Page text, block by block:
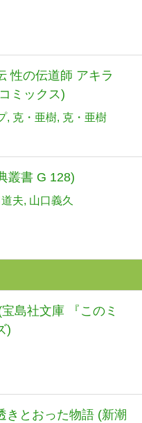
性の伝道師 アキラ
ミックス)
克・亜樹 克・亜樹
叢書 G 128)
夫 山口義久
島社文庫 『このミ
)
きとおった物語 (新潮